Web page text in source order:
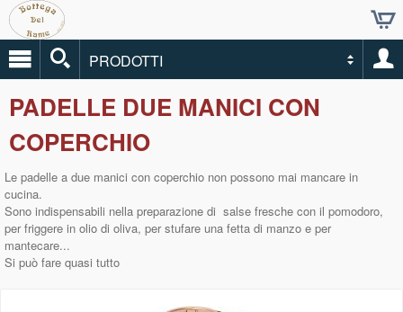
PRODOTTI
PADELLE DUE MANICI CON
COPERCHIO
Le padelle a due manici con coperchio non possono mai mancare in
cucina.
Sono indispensabili nella preparazione di salse fresche con il pomodoro,
per friggere in olio di oliva, per stufare una fetta di manzo e per
mantecare...
Si può fare quasi tutto